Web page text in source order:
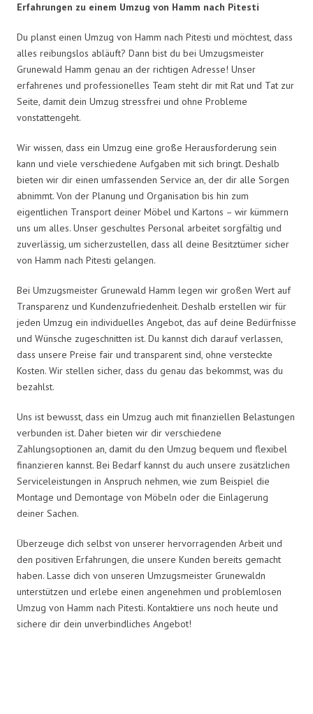
Erfahrungen zu einem Umzug von Hamm nach Pitesti
Du planst einen Umzug von Hamm nach Pitesti und möchtest, dass
alles reibungslos abläuft? Dann bist du bei Umzugsmeister
Grunewald Hamm genau an der richtigen Adresse! Unser
erfahrenes und professionelles Team steht dir mit Rat und Tat zur
Seite, damit dein Umzug stressfrei und ohne Probleme
vonstattengeht.
Wir wissen, dass ein Umzug eine große Herausforderung sein
kann und viele verschiedene Aufgaben mit sich bringt. Deshalb
bieten wir dir einen umfassenden Service an, der dir alle Sorgen
abnimmt. Von der Planung und Organisation bis hin zum
eigentlichen Transport deiner Möbel und Kartons – wir kümmern
uns um alles. Unser geschultes Personal arbeitet sorgfältig und
zuverlässig, um sicherzustellen, dass all deine Besitztümer sicher
von Hamm nach Pitesti gelangen.
Bei Umzugsmeister Grunewald Hamm legen wir großen Wert auf
Transparenz und Kundenzufriedenheit. Deshalb erstellen wir für
jeden Umzug ein individuelles Angebot, das auf deine Bedürfnisse
und Wünsche zugeschnitten ist. Du kannst dich darauf verlassen,
dass unsere Preise fair und transparent sind, ohne versteckte
Kosten. Wir stellen sicher, dass du genau das bekommst, was du
bezahlst.
Uns ist bewusst, dass ein Umzug auch mit finanziellen Belastungen
verbunden ist. Daher bieten wir dir verschiedene
Zahlungsoptionen an, damit du den Umzug bequem und flexibel
finanzieren kannst. Bei Bedarf kannst du auch unsere zusätzlichen
Serviceleistungen in Anspruch nehmen, wie zum Beispiel die
Montage und Demontage von Möbeln oder die Einlagerung
deiner Sachen.
Überzeuge dich selbst von unserer hervorragenden Arbeit und
den positiven Erfahrungen, die unsere Kunden bereits gemacht
haben. Lasse dich von unseren Umzugsmeister Grunewaldn
unterstützen und erlebe einen angenehmen und problemlosen
Umzug von Hamm nach Pitesti. Kontaktiere uns noch heute und
sichere dir dein unverbindliches Angebot!